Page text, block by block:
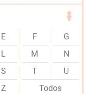
E F
G
L M
N
S T
U
Z Todos